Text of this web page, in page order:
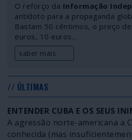
O reforço da Informação
antídoto para a propaganda
Bastam 50 cêntimos, o preço
euros, 10 euros…
saber mais
// ÚLTIMAS
ENTENDER CUBA E OS SEUS
A agressão norte-americana a
conhecida (mas